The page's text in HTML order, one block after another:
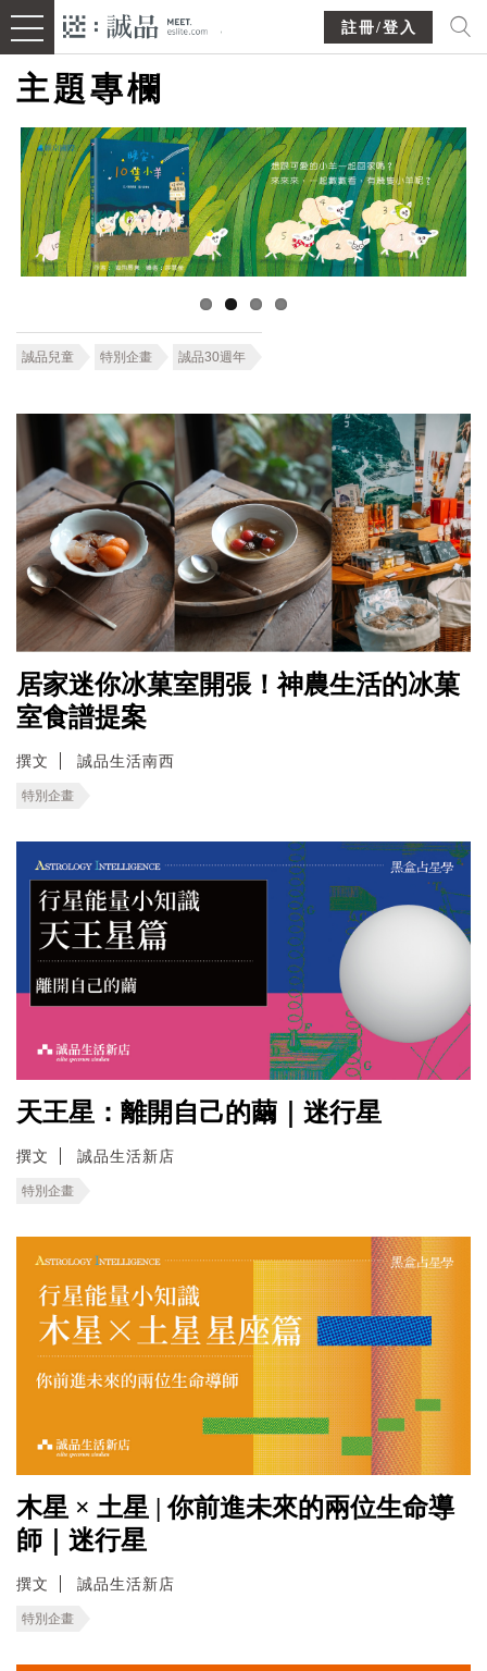
註冊/登入
主題專欄
誠品兒童 特別企畫 誠品30週年
居家迷你冰菓室開張！神農生活的冰菓
室食譜提案
撰文 誠品生活南西
特別企畫
天王星：離開自己的繭｜迷行星
撰文 誠品生活新店
特別企畫
木星 × 土星 | 你前進未來的兩位生命導
師｜迷行星
撰文 誠品生活新店
特別企畫